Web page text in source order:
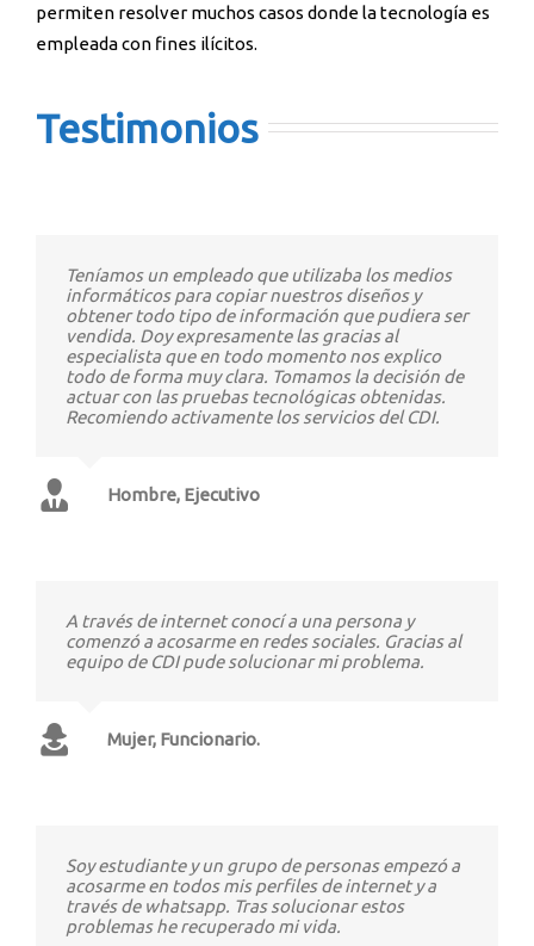
permiten resolver muchos casos donde la tecnología es
empleada con fines ilícitos.
Testimonios
Teníamos un empleado que utilizaba los medios
informáticos para copiar nuestros diseños y
obtener todo tipo de información que pudiera ser
vendida. Doy expresamente las gracias al
especialista que en todo momento nos explico
todo de forma muy clara. Tomamos la decisión de
actuar con las pruebas tecnológicas obtenidas.
Recomiendo activamente los servicios del CDI.
Hombre, Ejecutivo
A través de internet conocí a una persona y
comenzó a acosarme en redes sociales. Gracias al
equipo de CDI pude solucionar mi problema.
Mujer, Funcionario.
Soy estudiante y un grupo de personas empezó a
acosarme en todos mis perfiles de internet y a
través de whatsapp. Tras solucionar estos
problemas he recuperado mi vida.